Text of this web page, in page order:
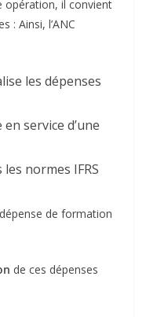
opération, il convient
: Ainsi, l’ANC
les dépenses
service d’une
normes IFRS
de formation
de ces dépenses